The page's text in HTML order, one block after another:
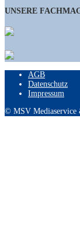
UNSERE
AGB
Datenschutz
Impressum
© MSV Mediaservice